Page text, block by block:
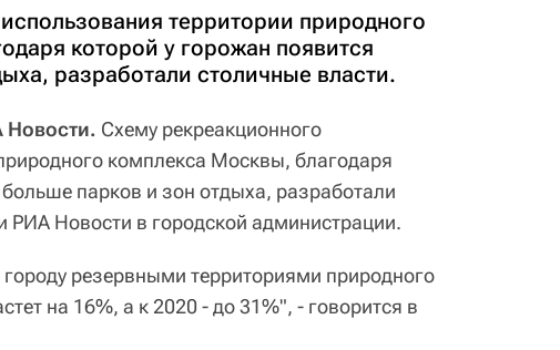
территории природного
которой у горожан появится
разработали столичные власти.
Новости. Схему рекреакционного
комплекса Москвы, благодаря
парков и зон отдыха, разработали
РИА Новости в городской администрации.
резервными территориями природного
на 16%, а к 2020 - до 31%", - говорится в